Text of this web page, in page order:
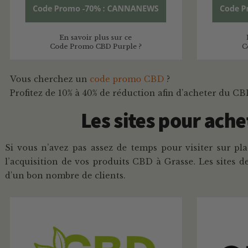
Code Promo -70% : CANNANEWS
En savoir plus sur ce
Code Promo CBD Purple ?
Code
Vous cherchez un code promo CBD ?
Profitez de 10% à 40% de réduction afin d’acheter du
Les sites pour
Si vous n’avez pas assez de temps pour visiter sur
l’acquisition de vos produits CBD à Grasse. Les sites
d’un bon nombre de clients.